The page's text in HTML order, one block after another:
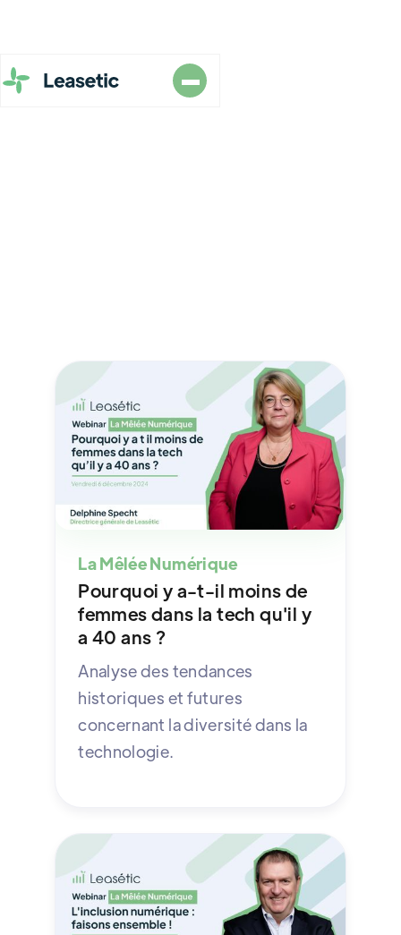
La Mêlée Numérique
Pourquoi y a-t-il moins de
femmes dans la tech qu'il y
a 40 ans ?
Analyse des tendances
historiques et futures
concernant la diversité dans la
technologie.